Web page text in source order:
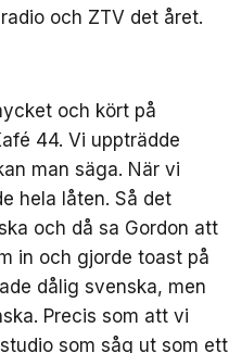
och ZTV det året.
och kört på
44. Vi uppträdde
man säga. När vi
hela låten. Så det
och då sa Gordon att
in och gjorde toast på
dålig svenska, men
Precis som att vi
som såg ut som ett